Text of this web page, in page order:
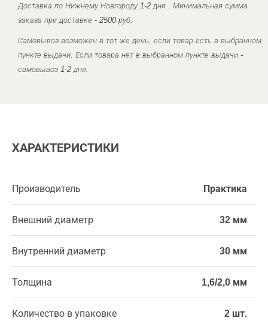
Доставка по Нижнему Новгороду 1-2 дня . Минимальная сумма
заказа при доставке - 2500 руб.
Самовывоз возможен в тот же день, если товар есть в выбранном
пункте выдачи. Если товара нет в выбранном пункте выдачи -
самовывоз 1-2 дня.
ХАРАКТЕРИСТИКИ
Производитель Практика
Внешний диаметр 32 мм
Внутренний диаметр 30 мм
Толщина 1,6/2,0 мм
Количество в упаковке 2 шт.